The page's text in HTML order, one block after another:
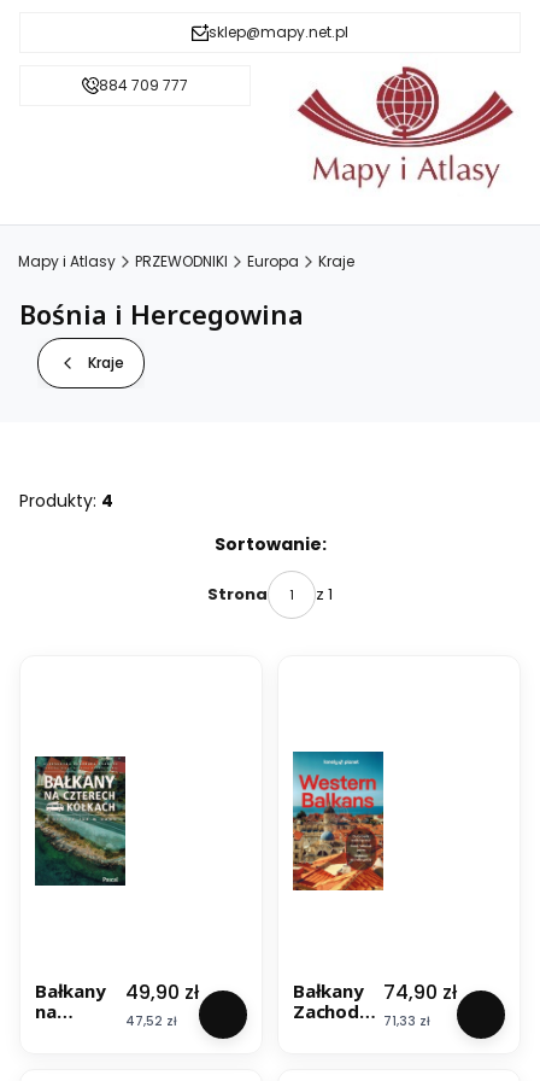
sklep@mapy.net.pl
884 709 777
Mapy i Atlasy PRZEWODNIKI Europa Kraje
Bośnia i Hercegowina
Kraje
Produkty: 4
Sortowanie:
Strona z 1
Bałkany
na
Cena
49,90 zł
Cena
47,52 zł
Bałkany
Zachodni
Cena
74,90 zł
Cena
71,33 zł